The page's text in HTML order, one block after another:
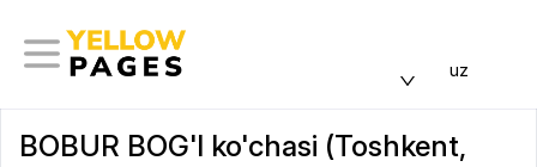
uz
BOBUR BOG'I ko'chasi (Toshkent,